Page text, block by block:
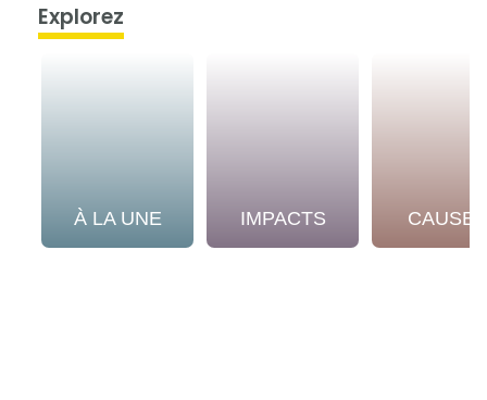
Explorez
À LA UNE IMPACTS CAUSES